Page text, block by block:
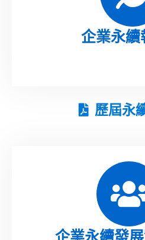
企業永續
歷屆永
企業永續發